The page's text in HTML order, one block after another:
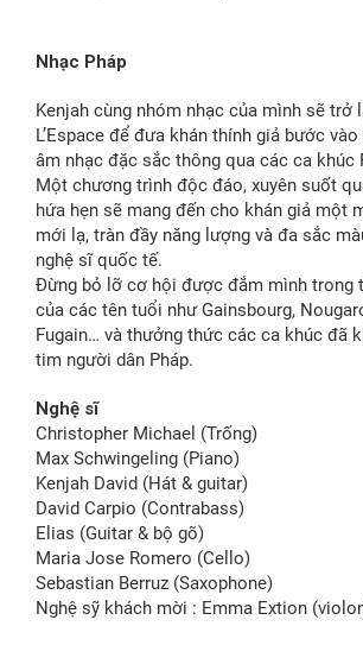
Nhạc Pháp
Kenjah cùng nhóm nhạc của mình sẽ trở
L’Espace để đưa khán thính giả bước
âm nhạc đặc sắc thông qua các ca khúc
Một chương trình độc đáo, xuyên suốt
hứa hẹn sẽ mang đến cho khán giả một
mới lạ, tràn đầy năng lượng và đa sắc
nghệ sĩ quốc tế.
Đừng bỏ lỡ cơ hội được đắm mình trong
của các tên tuổi như Gainsbourg,
Fugain… và thưởng thức các ca khúc đã
tim người dân Pháp.
Nghệ sĩ
Christopher Michael (Trống)
Max Schwingeling (Piano)
Kenjah David (Hát & guitar)
David Carpio (Contrabass)
Elias (Guitar & bộ gõ)
Maria Jose Romero (Cello)
Sebastian Berruz (Saxophone)
Nghệ sỹ khách mời : Emma Extion